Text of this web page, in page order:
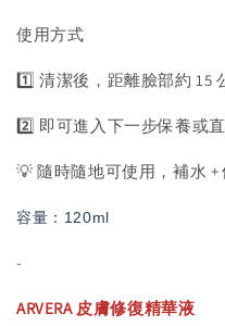
使用方式
1️⃣ 清潔後，距離臉部約 15
2️⃣ 即可進入下一步保養或直
💡 隨時隨地可使用，補水
容量：120ml
-
ARVERA 皮膚修復精華液